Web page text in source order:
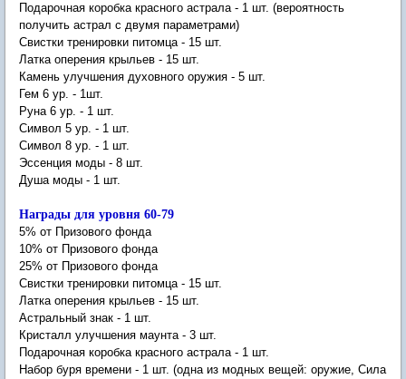
Подарочная коробка красного астрала - 1 шт. (вероятность
получить астрал с двумя параметрами)
Свистки тренировки питомца - 15 шт.
Латка оперения крыльев - 15 шт.
Камень улучшения духовного оружия - 5 шт.
Гем 6 ур. - 1шт.
Руна 6 ур. - 1 шт.
Символ 5 ур. - 1 шт.
Символ 8 ур. - 1 шт.
Эссенция моды - 8 шт.
Душа моды - 1 шт.
Награды для уровня 60-79
5% от Призового фонда
10% от Призового фонда
25% от Призового фонда
Свистки тренировки питомца - 15 шт.
Латка оперения крыльев - 15 шт.
Астральный знак - 1 шт.
Кристалл улучшения маунта - 3 шт.
Подарочная коробка красного астрала - 1 шт.
Набор буря времени - 1 шт. (одна из модных вещей: оружие, Сила